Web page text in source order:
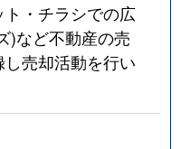
・チラシでの広
)など不動産の売
売却活動を行い